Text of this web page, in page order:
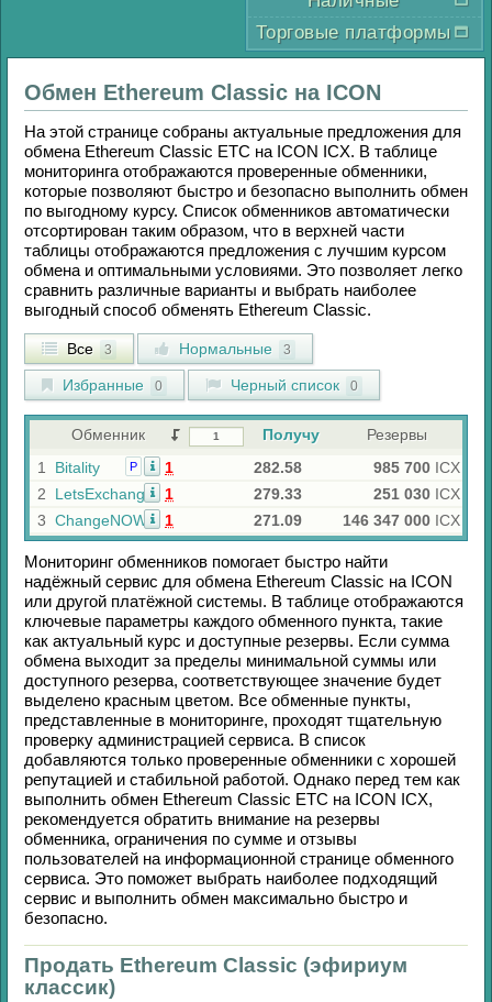
Торговые платформы
Обмен Ethereum Classic на ICON
На этой странице собраны актуальные предложения для
обмена Ethereum Classic ETC на ICON ICX. В таблице
мониторинга отображаются проверенные обменники,
которые позволяют быстро и безопасно выполнить обмен
по выгодному курсу. Список обменников автоматически
отсортирован таким образом, что в верхней части
таблицы отображаются предложения с лучшим курсом
обмена и оптимальными условиями. Это позволяет легко
сравнить различные варианты и выбрать наиболее
выгодный способ обменять Ethereum Classic.
Все 3 Нормальные 3
Избранные 0 Черный список 0
Обменник Получу
Резервы
1
Bitality Р 1 282.58 985 700 ICX
2
LetsExchange 1 279.33 251 030 ICX
3 ChangeNOW 1 271.09 146 347 000 ICX
Мониторинг обменников помогает быстро найти
надёжный сервис для обмена Ethereum Classic на ICON
или другой платёжной системы. В таблице отображаются
ключевые параметры каждого обменного пункта, такие
как актуальный курс и доступные резервы. Если сумма
обмена выходит за пределы минимальной суммы или
доступного резерва, соответствующее значение будет
выделено красным цветом. Все обменные пункты,
представленные в мониторинге, проходят тщательную
проверку администрацией сервиса. В список
добавляются только проверенные обменники с хорошей
репутацией и стабильной работой. Однако перед тем как
выполнить обмен Ethereum Classic ETC на ICON ICX,
рекомендуется обратить внимание на резервы
обменника, ограничения по сумме и отзывы
пользователей на информационной странице обменного
сервиса. Это поможет выбрать наиболее подходящий
сервис и выполнить обмен максимально быстро и
безопасно.
Продать Ethereum Classic (эфириум
классик)